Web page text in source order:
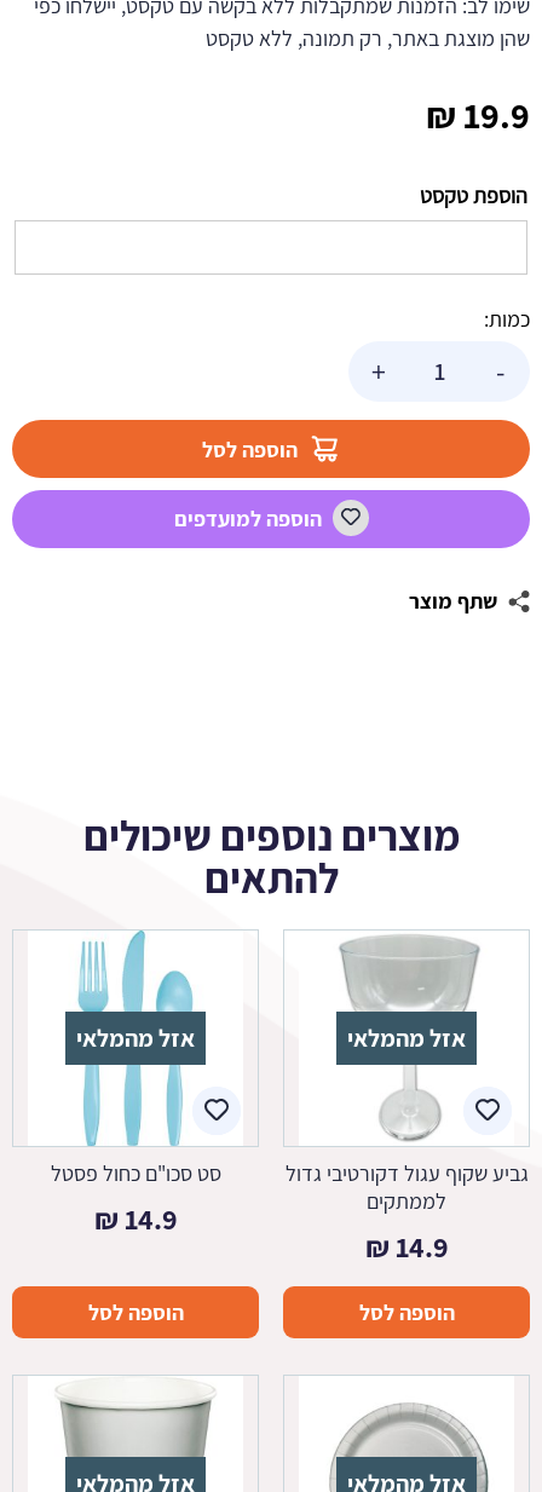
19.9
₪
הוספת טקסט
כמות:
-
פיל
כחול
+
הוספה לסל
הוספה למועדפים
שתף מוצר
שהן מוצגת באתר, רק תמונה, ללא טקסט
מוצרים נוספים שיכולים
להתאים
אזל מהמלאי
גביע שקוף עגול דקורטיבי גדול
לממתקים
14.9
₪
הוספה לסל
אזל מהמלאי
סט סכו"ם כחול פסטל
14.9
₪
הוספה לסל
אזל מהמלאי אזל מהמלאי